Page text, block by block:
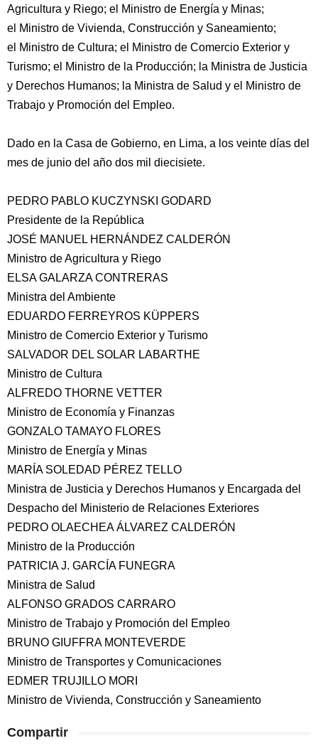
Agricultura y Riego; el Ministro de Energía y Minas;
el Ministro de Vivienda, Construcción y Saneamiento;
el Ministro de Cultura; el Ministro de Comercio Exterior y
Turismo; el Ministro de la Producción; la Ministra de Justicia
y Derechos Humanos; la Ministra de Salud y el Ministro de
Trabajo y Promoción del Empleo.
Dado en la Casa de Gobierno, en Lima, a los veinte días del
mes de junio del año dos mil diecisiete.
PEDRO PABLO KUCZYNSKI GODARD
Presidente de la República
JOSÉ MANUEL HERNÁNDEZ CALDERÓN
Ministro de Agricultura y Riego
ELSA GALARZA CONTRERAS
Ministra del Ambiente
EDUARDO FERREYROS KÜPPERS
Ministro de Comercio Exterior y Turismo
SALVADOR DEL SOLAR LABARTHE
Ministro de Cultura
ALFREDO THORNE VETTER
Ministro de Economía y Finanzas
GONZALO TAMAYO FLORES
Ministro de Energía y Minas
MARÍA SOLEDAD PÉREZ TELLO
Ministra de Justicia y Derechos Humanos y Encargada del
Despacho del Ministerio de Relaciones Exteriores
PEDRO OLAECHEA ÁLVAREZ CALDERÓN
Ministro de la Producción
PATRICIA J. GARCÍA FUNEGRA
Ministra de Salud
ALFONSO GRADOS CARRARO
Ministro de Trabajo y Promoción del Empleo
BRUNO GIUFFRA MONTEVERDE
Ministro de Transportes y Comunicaciones
EDMER TRUJILLO MORI
Ministro de Vivienda, Construcción y Saneamiento
Compartir